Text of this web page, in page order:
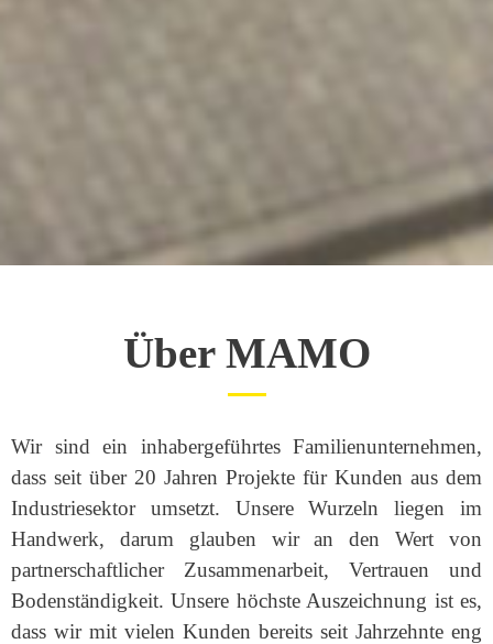
Über MAMO
Wir sind ein inhabergeführtes Familienunternehmen,
dass seit über 20 Jahren Projekte für Kunden aus dem
Industriesektor umsetzt. Unsere Wurzeln liegen im
Handwerk, darum glauben wir an den Wert von
partnerschaftlicher Zusammenarbeit, Vertrauen und
Bodenständigkeit. Unsere höchste Auszeichnung ist es,
dass wir mit vielen Kunden bereits seit Jahrzehnte eng